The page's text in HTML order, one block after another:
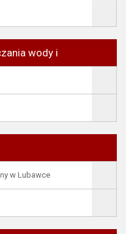
wody i
w Lubawce